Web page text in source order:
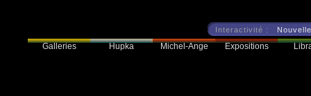
Interactivité :
Galleries Hupka Michel-Ange Expositions